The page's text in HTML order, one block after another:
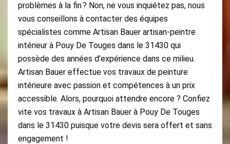
problèmes à la fin ? Non, ne vous inquiétez pas, nous
vous conseillons à contacter des équipes
spécialistes comme Artisan Bauer artisan-peintre
intérieur à Pouy De Touges dans le 31430 qui
possède des années d’expérience dans ce milieu.
Artisan Bauer effectue vos travaux de peinture
intérieure avec passion et compétences à un prix
accessible. Alors, pourquoi attendre encore ? Confiez
vite vos travaux à Artisan Bauer à Pouy De Touges
dans le 31430 puisque votre devis sera offert et sans
engagement !